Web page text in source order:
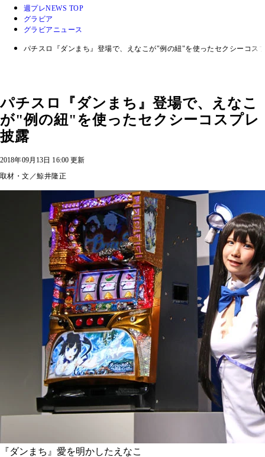
週プレNEWS TOP
グラビア
グラビアニュース
パチスロ『ダンまち』登場で、えなこが"例の紐"を使ったセクシーコス
パチスロ『ダンまち』登場で、えなこ
が"例の紐"を使ったセクシーコスプレ
披露
2018年09月13日 16:00 更新
取材・文／鯨井隆正
『ダンまち』愛を明かしたえなこ